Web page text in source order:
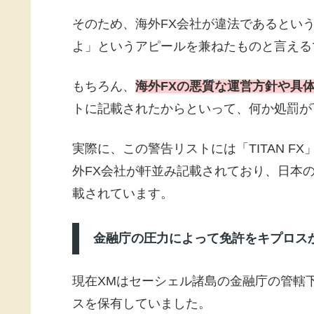
そのため、海外FX会社が違法であるとい
よ」というアピールを兼ねたものと言え
もちろん、 海外FXの悪質な運営方針や具
トに記載されたからといって、何か処罰
実際に、この警告リストには「TITAN FX
外FX会社が軒並み記載されており、日本
載されています。
金融庁の圧力によって免許をキプロス
現在XMはセーシェル諸島の金融庁の管轄
スを保有していました。